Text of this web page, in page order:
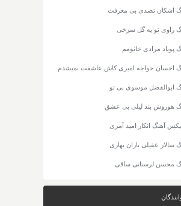
اشکان تصدی بی معرفت
راوی تو یه گل سرخی
پویاد مرادی خانومم
احسان خواجه امیری کاش عاشقت نمیشدم
ابوالفضل موسوی بی تو
هوروش بند لیلی بی عشق
آهنگ انکار امید آمری
سالار عقیلی باران بهاری
محسن لرستانی ساقی